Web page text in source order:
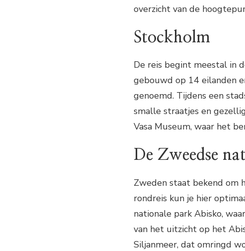
overzicht van de
Stockholm
De reis begint meestal in
gebouwd op 14 eilanden
genoemd. Tijdens een
smalle straatjes en
Vasa Museum, waar het
De Zweedse
Zweden staat bekend om
rondreis kun je hier
nationale park Abisko,
van het uitzicht op het
Siljanmeer, dat omringd